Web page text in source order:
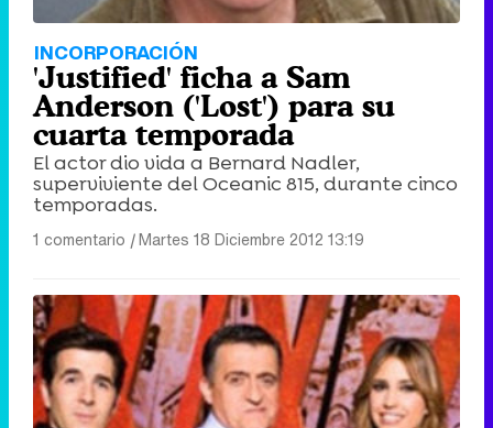
INCORPORACIÓN
'Justified' ficha a Sam
Anderson ('Lost') para su
cuarta temporada
El actor dio vida a Bernard Nadler,
superviviente del Oceanic 815, durante cinco
temporadas.
1 comentario |Martes 18 Diciembre 2012 13:19